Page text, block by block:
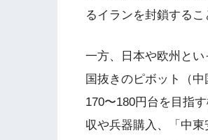
るイランを封鎖する
一方、日本や欧州と
国抜きのピボット（
170〜180円台を目指
収や兵器購入、「中